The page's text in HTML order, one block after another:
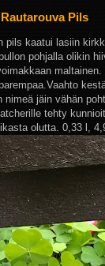
Pils
pils kaatui lasiin
pohjalla olikin
nimeä jäin vähän
tehty
olutta. 0,33 l,